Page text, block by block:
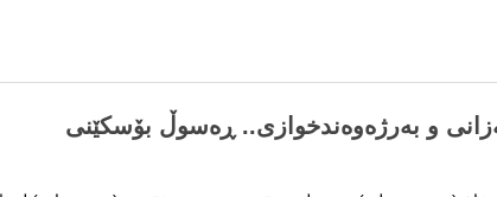
و به‌رژه‌وه‌ندخوازی.. ڕه‌سوڵ بۆسكێنی